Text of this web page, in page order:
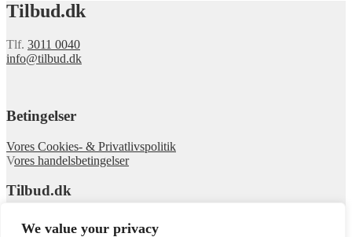
We value your privacy
Tilbud.dk
Tlf. 3011 0040
info@tilbud.dk
Betingelser
Vores Cookies- & Privatlivspolitik
Vores handelsbetingelser
Tilbud.dk
Om Tilbud